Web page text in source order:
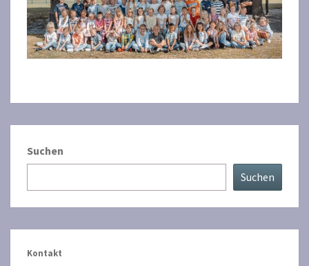
Suchen
Suchen
Kontakt